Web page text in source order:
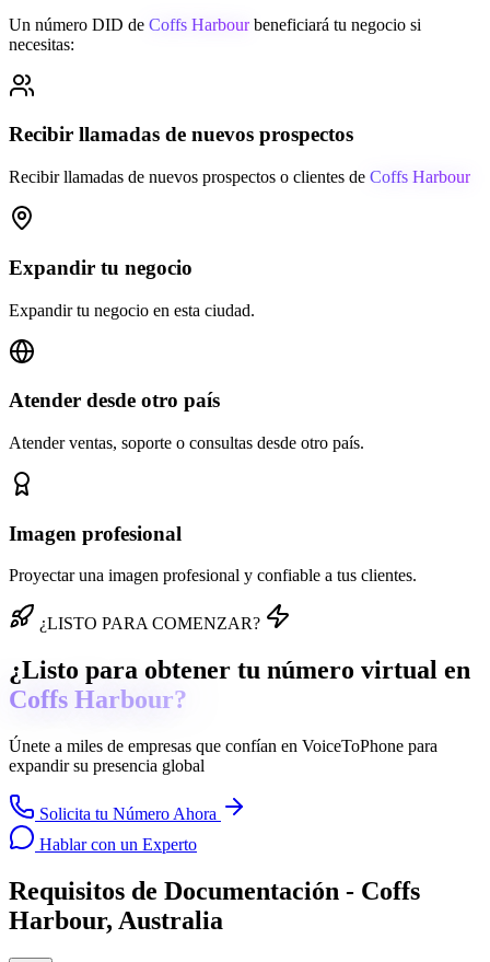
Un número DID de Coffs Harbour beneficiará tu negocio si
necesitas:
Recibir llamadas de nuevos prospectos
Recibir llamadas de nuevos prospectos o clientes de Coffs Harbour
Expandir tu negocio
Expandir tu negocio en esta ciudad.
Atender desde otro país
Atender ventas, soporte o consultas desde otro país.
Imagen profesional
Proyectar una imagen profesional y confiable a tus clientes.
¿LISTO PARA COMENZAR?
¿Listo para obtener tu número virtual en
Coffs Harbour?
Únete a miles de empresas que confían en VoiceToPhone para
expandir su presencia global
Solicita tu Número Ahora
Hablar con un Experto
Requisitos de Documentación - Coffs
Harbour, Australia